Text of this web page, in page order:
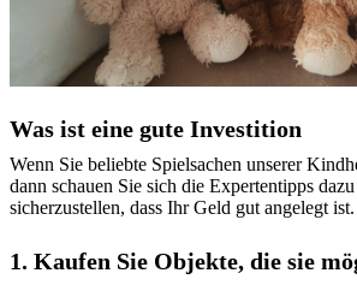
Was ist eine gute Investition
Wenn Sie beliebte Spielsachen unserer
dann schauen Sie sich die Expertentipps
sicherzustellen, dass Ihr Geld gut angelegt ist.
1. Kaufen Sie Objekte, die sie